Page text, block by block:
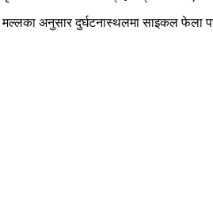
मल्लका अनुसार दुर्घटनास्थलमा साइकल